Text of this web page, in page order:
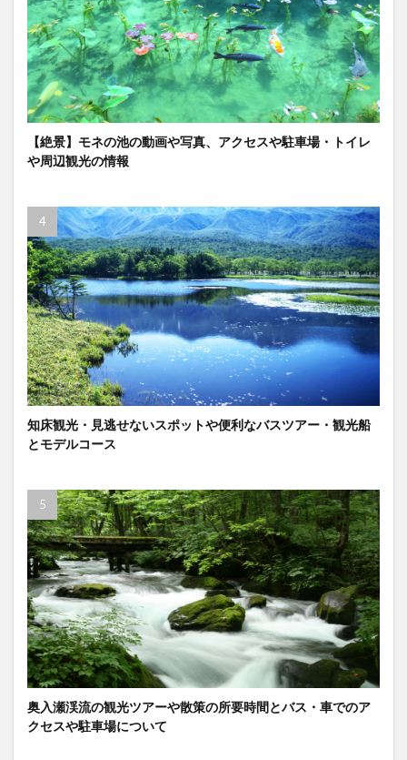
【絶景】モネの池の動画や写真、アクセスや駐車場・トイレ
や周辺観光の情報
知床観光・見逃せないスポットや便利なバスツアー・観光船
とモデルコース
奥入瀬渓流の観光ツアーや散策の所要時間とバス・車でのア
クセスや駐車場について